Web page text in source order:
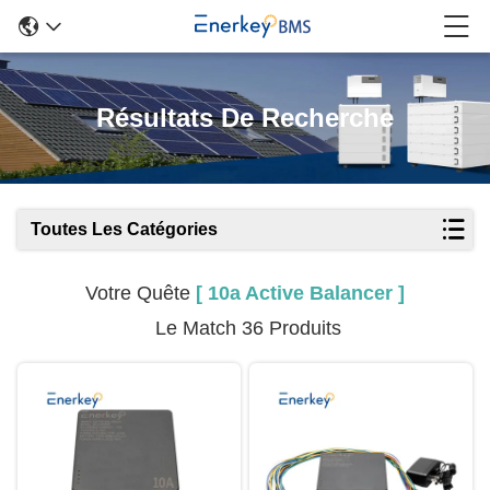
Résultats De Recherche
Toutes Les Catégories
Votre Quête [ 10a Active Balancer ]
Le Match 36 Produits